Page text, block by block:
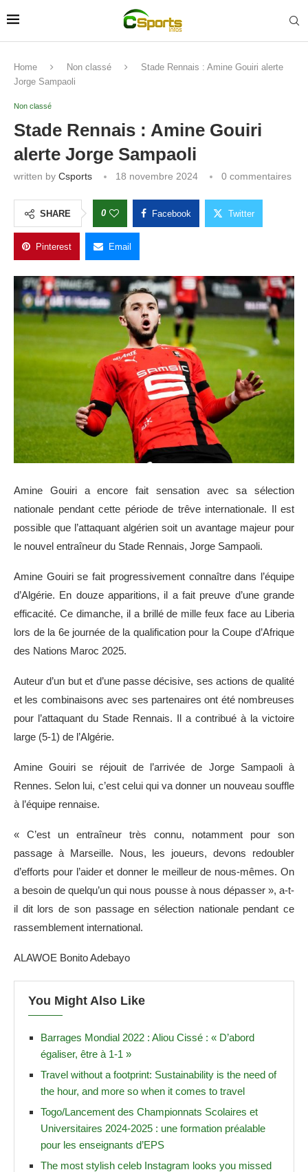
Home Non classé
Stade Rennais : Amine Gouiri alerte
Jorge Sampaoli
Non classé
Stade Rennais : Amine Gouiri
alerte Jorge Sampaoli
written by Csports 18 novembre 2024 0 commentaires
SHARE 0 Facebook Twitter
Pinterest Email
Amine Gouiri a encore fait sensation avec sa sélection
nationale pendant cette période de trêve internationale. Il est
possible que l’attaquant algérien soit un avantage majeur pour
le nouvel entraîneur du Stade Rennais, Jorge Sampaoli.
Amine Gouiri se fait progressivement connaître dans l’équipe
d’Algérie. En douze apparitions, il a fait preuve d’une grande
efficacité. Ce dimanche, il a brillé de mille feux face au Liberia
lors de la 6e journée de la qualification pour la Coupe d’Afrique
des Nations Maroc 2025.
Auteur d’un but et d’une passe décisive, ses actions de qualité
et les combinaisons avec ses partenaires ont été nombreuses
pour l’attaquant du Stade Rennais. Il a contribué à la victoire
large (5-1) de l’Algérie.
Amine Gouiri se réjouit de l’arrivée de Jorge Sampaoli à
Rennes. Selon lui, c’est celui qui va donner un nouveau souffle
à l’équipe rennaise.
« C’est un entraîneur très connu, notamment pour son
passage à Marseille. Nous, les joueurs, devons redoubler
d’efforts pour l’aider et donner le meilleur de nous-mêmes. On
a besoin de quelqu’un qui nous pousse à nous dépasser », a-t-
il dit lors de son passage en sélection nationale pendant ce
rassemblement international.
ALAWOE Bonito Adebayo
You Might Also Like
Barrages Mondial 2022 : Aliou Cissé : « D’abord
égaliser, être à 1-1 »
Travel without a footprint: Sustainability is the need of
the hour, and more so when it comes to travel
Togo/Lancement des Championnats Scolaires et
Universitaires 2024-2025 : une formation préalable
pour les enseignants d’EPS
The most stylish celeb Instagram looks you missed